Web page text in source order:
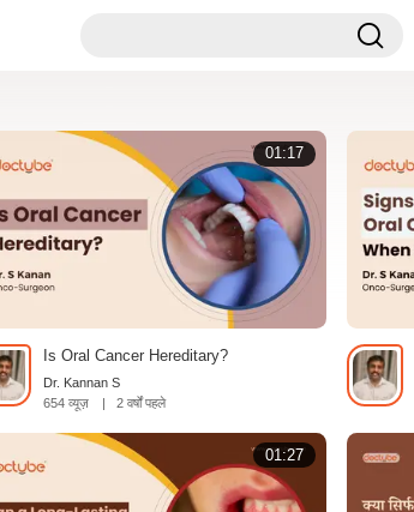
01:17
Is Oral Cancer Hereditary?
Dr. Kannan S
654 व्यूज़
| 2 वर्षों पहले
01:27